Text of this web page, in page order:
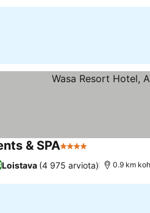
& SPA4 Tähtiluokitus
Loistava (4 975 arviota) 0.9 km